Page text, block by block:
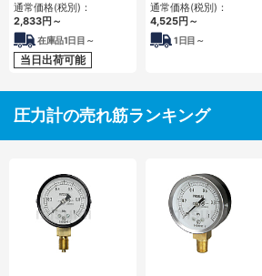
通常価格(税別)：
2,833円 ～
在庫品1日目～
当日出荷可能
通常価格(税別)：
4,525円 ～
1 日目～
圧力計の売れ筋ランキング